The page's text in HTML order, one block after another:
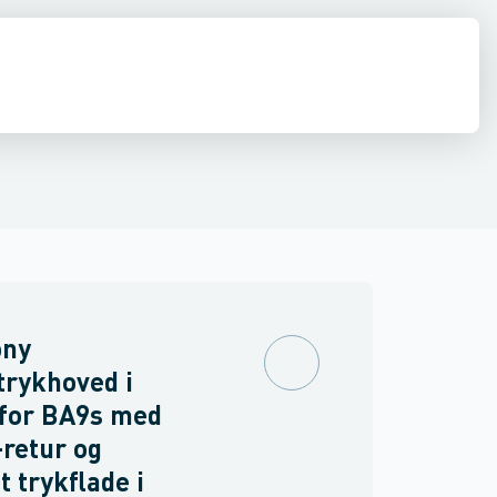
i
BA9s med
og
trykflade i